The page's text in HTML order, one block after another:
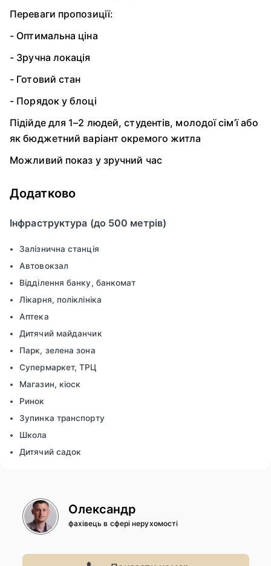
Переваги пропозиції:
- Оптимальна ціна
- Зручна локація
- Готовий стан
- Порядок у блоці
Підійде для 1–2 людей, студентів, молодої сім’ї або
як бюджетний варіант окремого житла
Можливий показ у зручний час
Додатково
Інфраструктура (до 500 метрів)
Залізнична станція
Автовокзал
Відділення банку, банкомат
Лікарня, поліклініка
Аптека
Дитячий майданчик
Парк, зелена зона
Супермаркет, ТРЦ
Магазин, кіоск
Ринок
Зупинка транспорту
Школа
Дитячий садок
Олександр
фахівець в сфері нерухомості